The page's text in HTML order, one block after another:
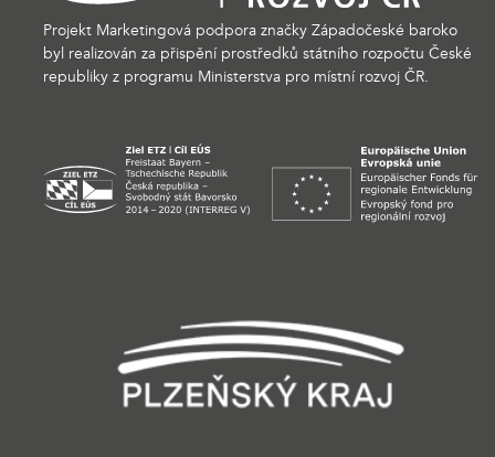
Projekt Marketingová podpora značky Západočeské baroko
byl realizován za přispění prostředků státního rozpočtu České
republiky z programu Ministerstva pro místní rozvoj ČR.